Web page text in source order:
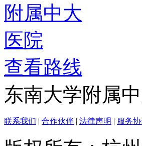
查看路线
东南大学附属